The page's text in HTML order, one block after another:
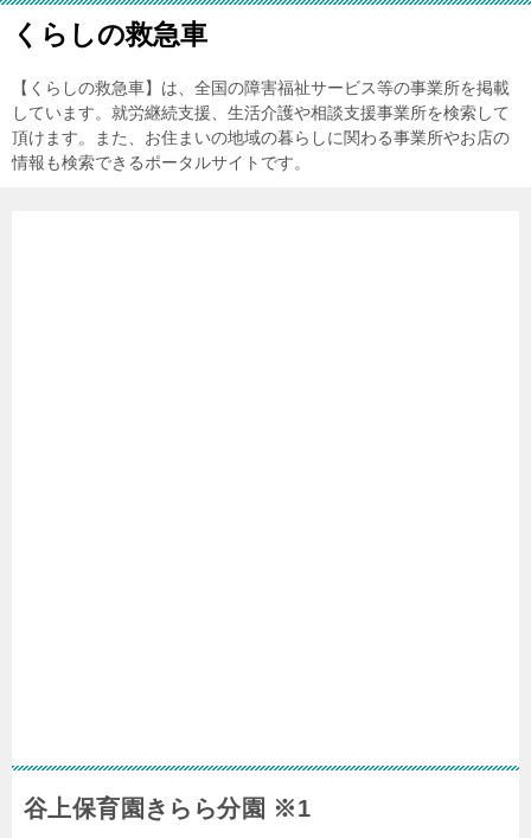
くらしの救急車
【くらしの救急車】は、全国の障害福祉サービス等の事業所を掲載
しています。就労継続支援、生活介護や相談支援事業所を検索して
頂けます。また、お住まいの地域の暮らしに関わる事業所やお店の
情報も検索できるポータルサイトです。
谷上保育園きらら分園 ※1